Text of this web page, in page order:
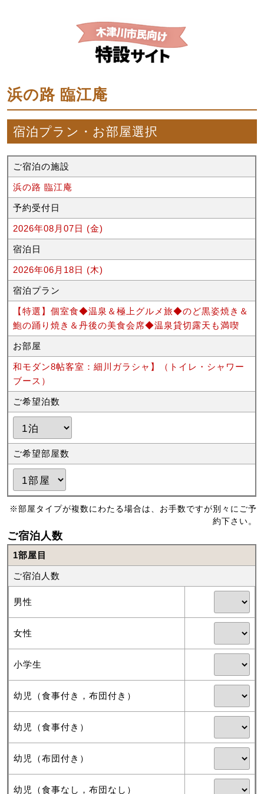
浜の路 臨江庵
宿泊プラン・お部屋選択
ご宿泊の施設
浜の路 臨江庵
予約受付日
2026年08月07日 (金)
宿泊日
2026年06月18日 (木)
宿泊プラン
【特選】個室食◆温泉＆極上グルメ旅◆のど黒姿焼き＆
鮑の踊り焼き＆丹後の美食会席◆温泉貸切露天も満喫
お部屋
和モダン8帖客室：細川ガラシャ】（トイレ・シャワー
ブース）
ご希望泊数
ご希望部屋数
※部屋タイプが複数にわたる場合は、お手数ですが別々にご予
約下さい。
ご宿泊人数
1部屋目
ご宿泊人数
男性
女性
小学生
幼児（食事付き，布団付き）
幼児（食事付き）
幼児（布団付き）
幼児（食事なし，布団なし）